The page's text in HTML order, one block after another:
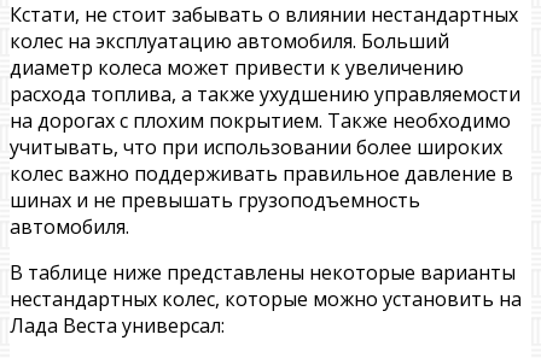
Кстати, не стоит забывать о влиянии нестандартных
колес на эксплуатацию автомобиля. Больший
диаметр колеса может привести к увеличению
расхода топлива, а также ухудшению управляемости
на дорогах с плохим покрытием. Также необходимо
учитывать, что при использовании более широких
колес важно поддерживать правильное давление в
шинах и не превышать грузоподъемность
автомобиля.
В таблице ниже представлены некоторые варианты
нестандартных колес, которые можно установить на
Лада Веста универсал: